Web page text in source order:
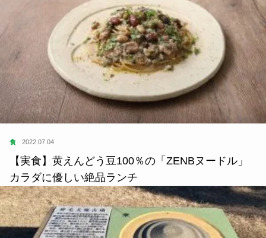
食 2022.07.04
【実食】黄えんどう豆100％の「ZENBヌードル」
カラダに優しい絶品ランチ